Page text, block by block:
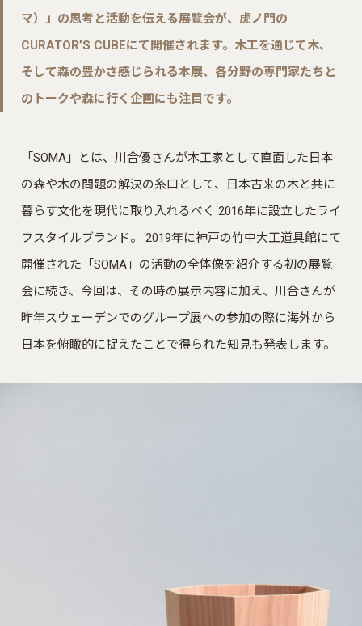
マ）」の思考と活動を伝える展覧会が、虎ノ門の
CURATOR’S CUBEにて開催されます。木工を通じて木、
そして森の豊かさ感じられる本展、各分野の専門家たちと
のトークや森に行く企画にも注目です。
「SOMA」とは、川合優さんが木工家として直面した日本
の森や木の問題の解決の糸口として、日本古来の木と共に
暮らす文化を現代に取り入れるべく 2016年に設立したライ
フスタイルブランド。 2019年に神戸の竹中大工道具館にて
開催された「SOMA」の活動の全体像を紹介する初の展覧
会に続き、今回は、その時の展示内容に加え、川合さんが
昨年スウェーデンでのグループ展への参加の際に海外から
日本を俯瞰的に捉えたことで得られた知見も発表します。